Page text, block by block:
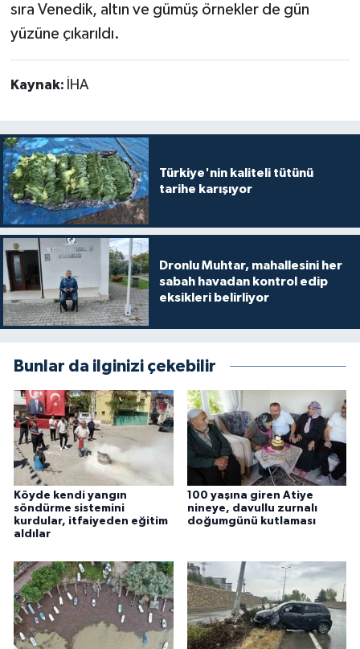
sıra Venedik, altın ve gümüş örnekler de gün
yüzüne çıkarıldı.
Kaynak: İHA
Türkiye'nin kaliteli tütünü
tarihe karışıyor
Dronlu Muhtar, mahallesini her
sabah havadan kontrol edip
eksikleri belirliyor
Bunlar da ilginizi çekebilir
Köyde kendi yangın
söndürme sistemini
kurdular, itfaiyeden eğitim
aldılar
100 yaşına giren Atiye
nineye, davullu zurnalı
doğumgünü kutlaması